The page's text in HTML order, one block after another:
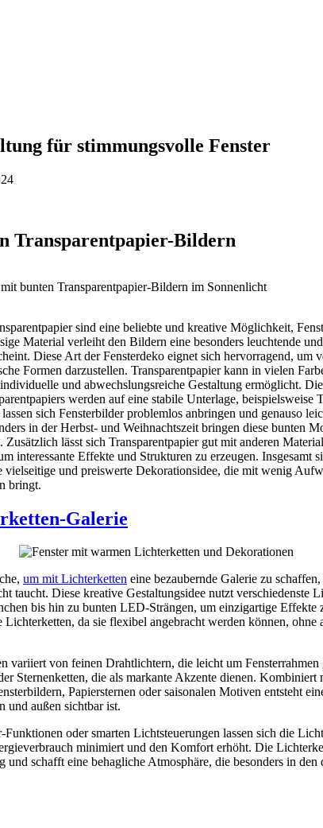
für stimmungsvolle Fenster
Transparentpapier-Bildern
sind eine beliebte und kreative Möglichkeit,
Material verleiht den Bildern eine besonders leuchtende
Diese Art der Fensterdeko eignet sich hervorragend, um
Formen darzustellen. Transparentpapier kann in vielen
und abwechslungsreiche Gestaltung ermöglicht.
werden auf eine stabile Unterlage, beispielsweise
sich Fensterbilder problemlos anbringen und genauso
in der Herbst- und Weihnachtszeit bringen diese bunten
Zusätzlich lässt sich Transparentpapier gut mit anderen
interessante Effekte und Strukturen zu erzeugen. Insgesamt
vielseitige und preiswerte Dekorationsidee, die mit wenig
bringt.
Galerie
um mit Lichterketten eine bezaubernde Galerie zu
taucht. Diese kreative Gestaltungsidee nutzt verschiedenste
bis hin zu bunten LED-Strängen, um einzigartige Effekte
Lichterketten, da sie flexibel angebracht werden können, ohne
variiert von feinen Drahtlichtern, die leicht um
Sternenketten, die als markante Akzente dienen. Kombiniert
Papiersternen oder saisonalen Motiven entsteht
und außen sichtbar ist.
oder smarten Lichtsteuerungen lassen sich die
minimiert und den Komfort erhöht. Die
und schafft eine behagliche Atmosphäre, die besonders in